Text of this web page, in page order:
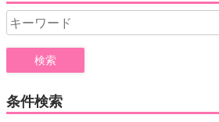
Search
for:
条件検索